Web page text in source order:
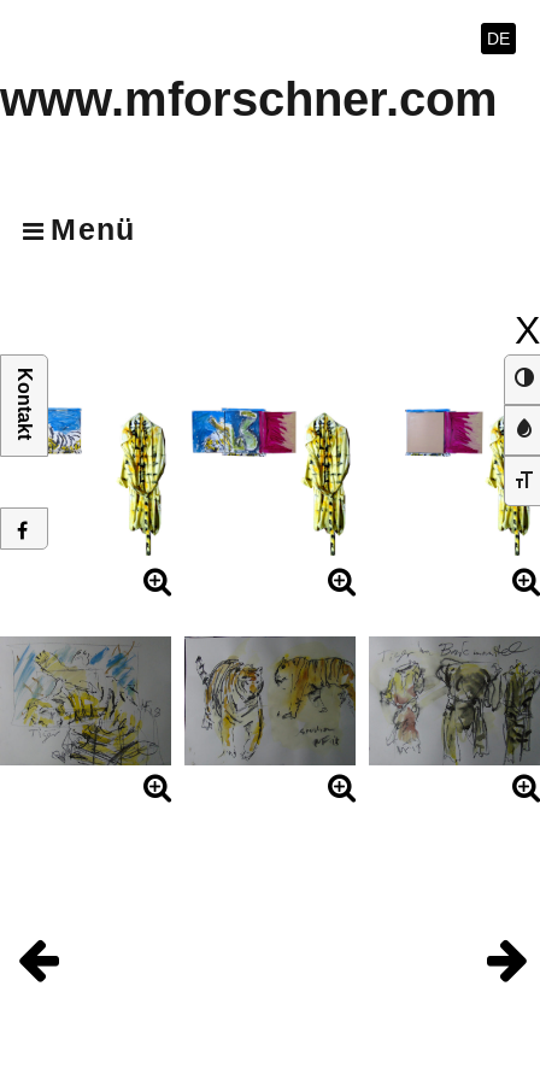
DE
www.mforschner.com
Menü
X
Kontakt